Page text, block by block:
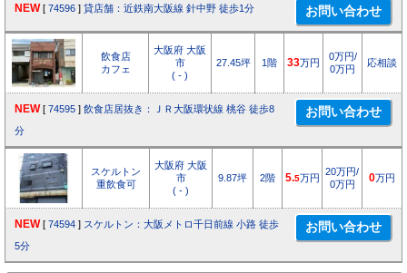
NEW [ 74596 ] 貸店舗：近鉄南大阪線 針中野 徒歩1分
飲食店
カフェ
大阪府 大阪
市
( - )
27.45坪 1階 33万円
0万円/
0万円
応相談
NEW [ 74595 ] 飲食店居抜き：ＪＲ大阪環状線 桃谷 徒歩8
分
スケルトン
重飲食可
大阪府 大阪
市
( - )
9.87坪 2階 5.5万円
20万円/
0万円
0万円
NEW [ 74594 ] スケルトン：大阪メトロ千日前線 小路 徒歩
5分